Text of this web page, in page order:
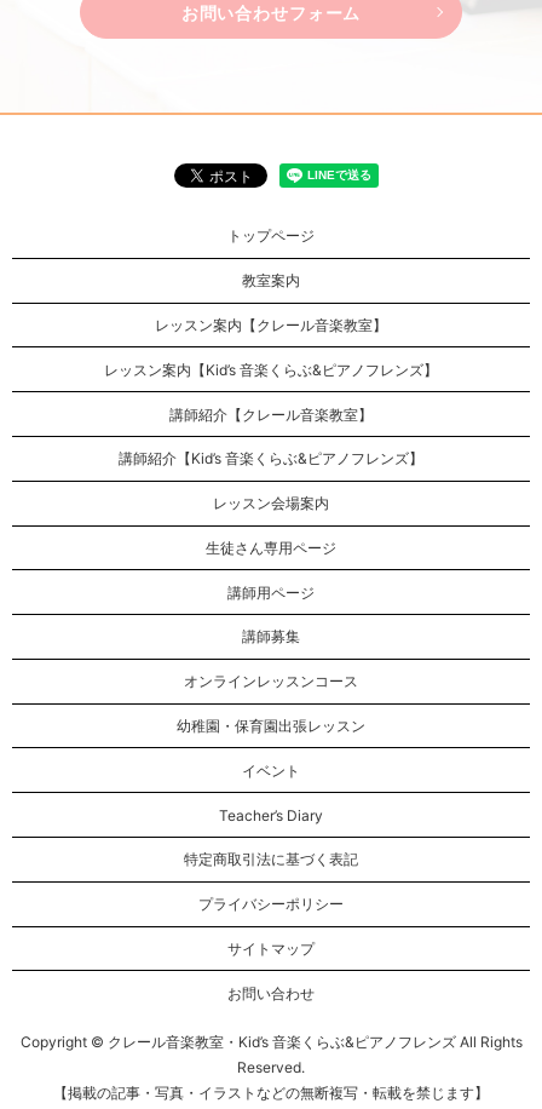
お問い合わせフォーム
トップページ
教室案内
レッスン案内【クレール音楽教室】
レッスン案内【Kid’s 音楽くらぶ&ピアノフレンズ】
講師紹介【クレール音楽教室】
講師紹介【Kid’s 音楽くらぶ&ピアノフレンズ】
レッスン会場案内
生徒さん専用ページ
講師用ページ
講師募集
オンラインレッスンコース
幼稚園・保育園出張レッスン
イベント
Teacher’s Diary
特定商取引法に基づく表記
プライバシーポリシー
サイトマップ
お問い合わせ
Copyright © クレール音楽教室・Kid’s 音楽くらぶ&ピアノフレンズ All Rights
Reserved.
【掲載の記事・写真・イラストなどの無断複写・転載を禁じます】